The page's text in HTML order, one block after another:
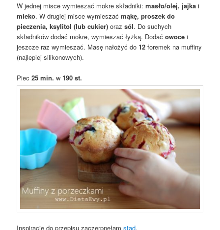
W jednej misce wymieszać mokre składniki:masło/olej, jajkai
mleko. W drugiej misce wymieszaćmąkę, proszek do
pieczenia, ksylitol (lub cukier)oraz sól. Do suchych
składników dodać mokre, wymieszać łyżką. Dodać owoce i
jeszcze raz wymieszać. Masę nałożyć do12 foremek na muffiny
(najlepiej silikonowych).
Piec25 min. w190 st.
Inspirację do przepisu zaczerpnęłamstąd.